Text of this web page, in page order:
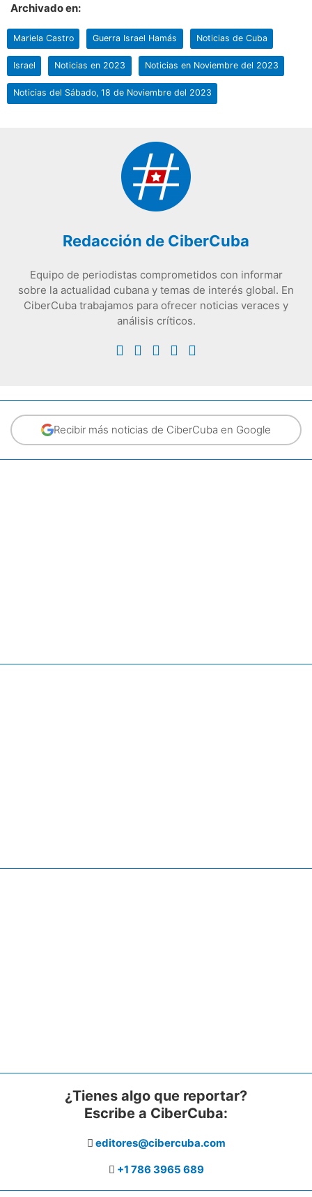
Archivado en:
Mariela Castro Guerra Israel Hamás Noticias de Cuba
Israel Noticias en 2023 Noticias en Noviembre del 2023
Noticias del Sábado, 18 de Noviembre del 2023
Redacción de CiberCuba
Equipo de periodistas comprometidos con informar
sobre la actualidad cubana y temas de interés global. En
CiberCuba trabajamos para ofrecer noticias veraces y
análisis críticos.
Recibir más noticias de CiberCuba en Google
¿Tienes algo que reportar?
Escribe a CiberCuba:
editores@cibercuba.com
+1 786 3965 689